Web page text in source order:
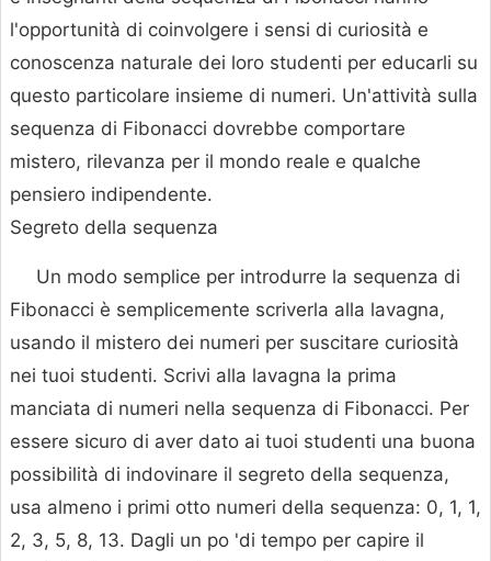
l'opportunità di coinvolgere i sensi di curiosità e
conoscenza naturale dei loro studenti per educarli su
questo particolare insieme di numeri. Un'attività sulla
sequenza di Fibonacci dovrebbe comportare
mistero, rilevanza per il mondo reale e qualche
pensiero indipendente.
Segreto della sequenza
Un modo semplice per introdurre la sequenza di
Fibonacci è semplicemente scriverla alla lavagna,
usando il mistero dei numeri per suscitare curiosità
nei tuoi studenti. Scrivi alla lavagna la prima
manciata di numeri nella sequenza di Fibonacci. Per
essere sicuro di aver dato ai tuoi studenti una buona
possibilità di indovinare il segreto della sequenza,
usa almeno i primi otto numeri della sequenza: 0, 1, 1,
2, 3, 5, 8, 13. Dagli un po 'di tempo per capire il